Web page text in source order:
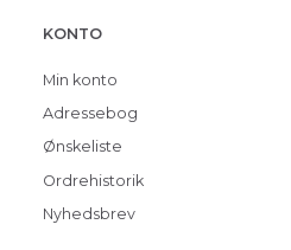
KONTO
Min konto
Adressebog
Ønskeliste
Ordrehistorik
Nyhedsbrev